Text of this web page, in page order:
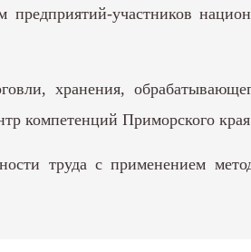
участников
хранения,
компетенций Приморского
труда с применением